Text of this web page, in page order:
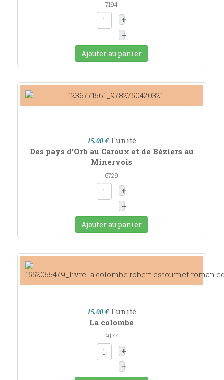
7194
+
–
Ajouter au panier
15,00 € l'unité
Des pays d'Orb au Caroux et de Béziers au
Minervois
6729
+
–
Ajouter au panier
15,00 € l'unité
La colombe
9177
+
–